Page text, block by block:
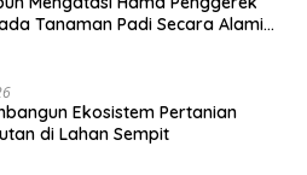
Tanaman Padi Secara Alami
Ekosistem Pertanian
di Lahan Sempit